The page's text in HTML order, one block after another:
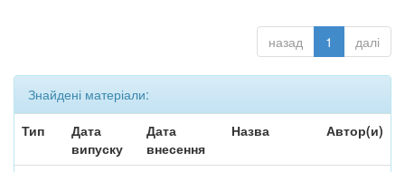
назад 1 далі
Знайдені матеріали:
Тип
Дата
випуску
Дата
внесення
Назва Автор(и)